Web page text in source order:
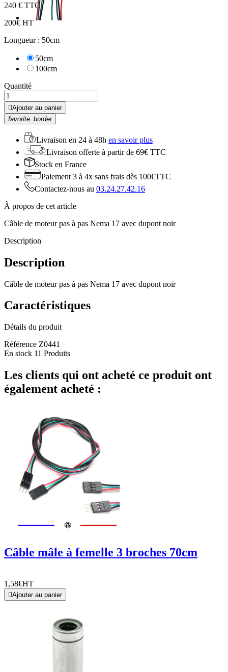
240 € TTC
200€ HT
Longueur : 50cm
50cm
100cm
Quantité
Ajouter au panier
favorite_border
Livraison en 24 à 48h en savoir plus
Livraison offerte à partir de 69€ TTC
Stock en France
Paiement 3 à 4x sans frais dès 100€TTC
Contactez-nous au 03.24.27.42.16
À propos de cet article
Câble de moteur pas à pas Nema 17 avec dupont noir
Description
Description
Câble de moteur pas à pas Nema 17 avec dupont noir
Caractéristiques
Détails du produit
Référence Z0441
En stock 11 Produits
Les clients qui ont acheté ce produit ont
également acheté :
Câble mâle à femelle 3 broches 70cm
1,58€HT
Ajouter au panier